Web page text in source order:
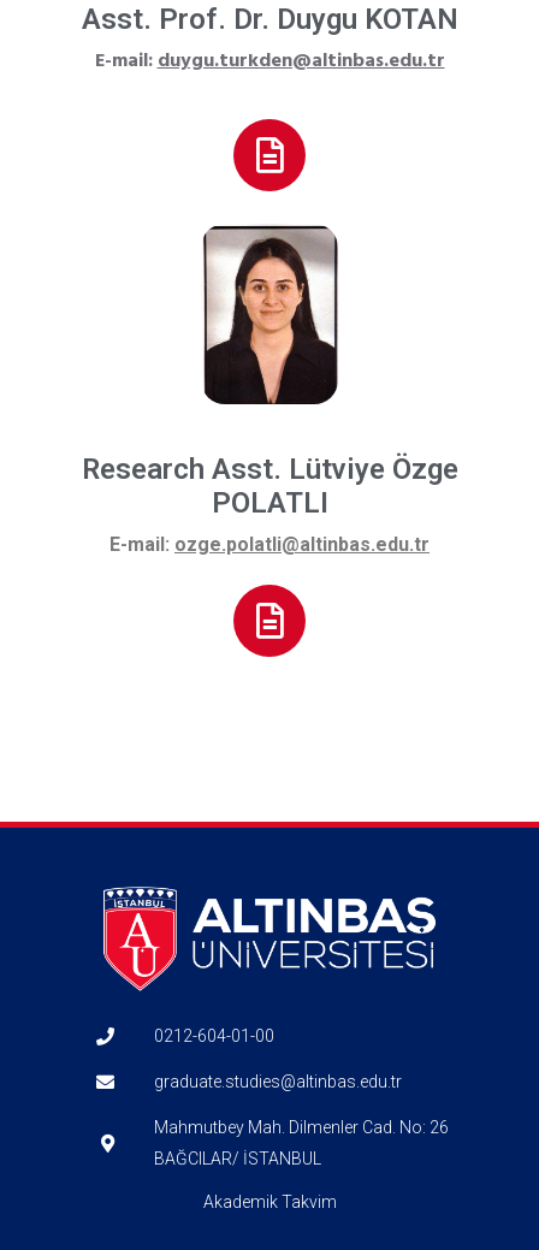
Asst. Prof. Dr. Duygu KOTAN
E-mail:duygu.turkden@altinbas.edu.tr
Research Asst. Lütviye Özge
POLATLI
E-mail: ozge.polatli@altinbas.edu.tr
0212-604-01-00
graduate.studies@altinbas.edu.tr
Mahmutbey Mah. Dilmenler Cad. No: 26
BAĞCILAR/ İSTANBUL
Akademik Takvim